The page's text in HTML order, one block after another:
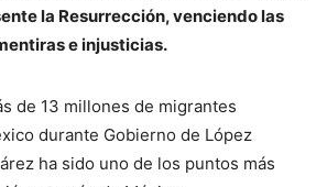
la Resurrección, venciendo las
e injusticias.
de 13 millones de migrantes
durante Gobierno de López
ha sido uno de los puntos más